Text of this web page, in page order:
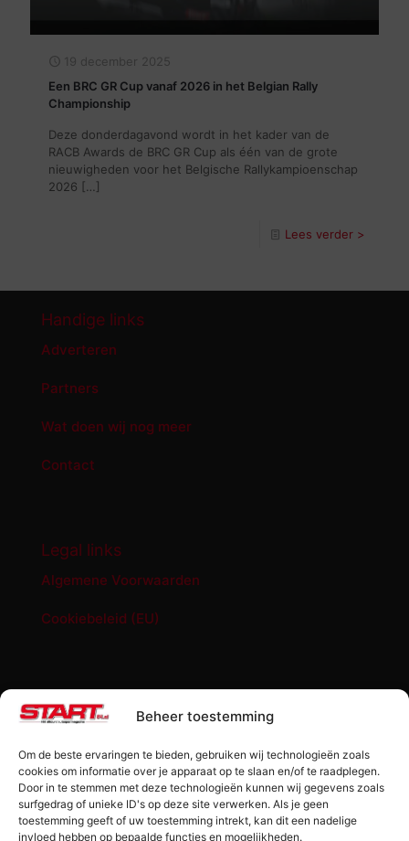
Beheer toestemming
Om de beste ervaringen te bieden, gebruiken wij technologieën zoals
cookies om informatie over je apparaat op te slaan en/of te raadplegen.
Door in te stemmen met deze technologieën kunnen wij gegevens zoals
surfgedrag of unieke ID's op deze site verwerken. Als je geen
toestemming geeft of uw toestemming intrekt, kan dit een nadelige
invloed hebben op bepaalde functies en mogelijkheden.
19 december 2025
Een BRC GR Cup vanaf 2026 in het Belgian Rally
Championship
Deze donderdagavond wordt in het kader van de
RACB Awards de BRC GR Cup als één van de grote
nieuwigheden voor het Belgische Rallykampioenschap
2026 […]
Lees verder >
Handige links
Adverteren
Partners
Wat doen wij nog meer
Contact
Legal links
Algemene Voorwaarden
Cookiebeleid (EU)
START '84 shop
Losse editie Start ’84
Start ’84 Merchandise